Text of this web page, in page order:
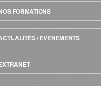
FORMATIONS
/ ÉVÈNEMENTS